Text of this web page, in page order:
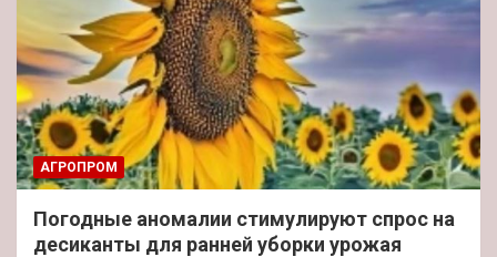
АГРОПРОМ
Погодные аномалии стимулируют спрос на
десиканты для ранней уборки урожая